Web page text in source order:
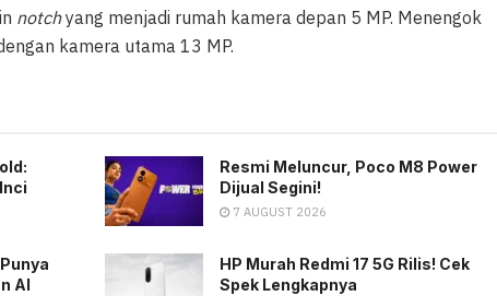
notchyang menjadi rumah kamera depan 5 MP. Menengok
kamera utama 13 MP.
Resmi Meluncur, Poco M8 Power
Dijual Segini!
7 AUGUST 2026
AI
HP Murah Redmi 17 5G Rilis! Cek
Spek Lengkapnya